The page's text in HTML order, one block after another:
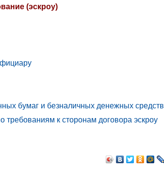
(эскроу)
бумаг и безналичных денежных средств
к сторонам договора эскроу